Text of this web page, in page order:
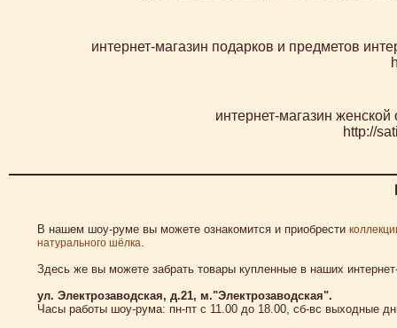
интернет-магазин подарков и предметов
интернет-магазин
http://
В нашем шоу-руме вы можете ознакомится и приобрести
натурального шёлка.
Здесь же вы можете забрать товары купленные в наших
ул. Электрозаводская, д.21, м."Электрозаводская".
Часы работы шоу-рума: пн-пт с 11.00 до 18.00, сб-вс выходные